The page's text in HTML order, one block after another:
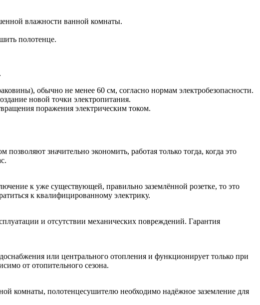
влажности ванной комнаты.
полотенце.
обычно не менее 60 см, согласно нормам электробезопасности.
новой точки электропитания.
поражения электрическим током.
значительно экономить, работая только тогда, когда это
к уже существующей, правильно заземлённой розетке, то это
к квалифицированному электрику.
и отсутствии механических повреждений. Гарантия
или центрального отопления и функционирует только при
от отопительного сезона.
комнаты, полотенцесушителю необходимо надёжное заземление для